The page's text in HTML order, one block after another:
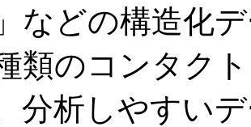
などの構造化
類のコンタク
分析しやすい